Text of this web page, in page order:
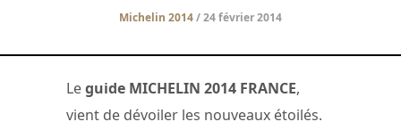
Michelin 2014/ 24 février 2014
Leguide MICHELIN 2014 FRANCE,
vient de dévoiler les nouveaux étoilés.